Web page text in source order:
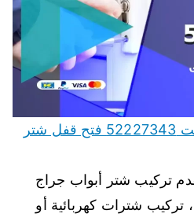
فني فتح اقفال شتر الكويت 52227343 فتح قفل شتر
تركيب شتر أبواب جراج
تركيب شترات كهربائية أو